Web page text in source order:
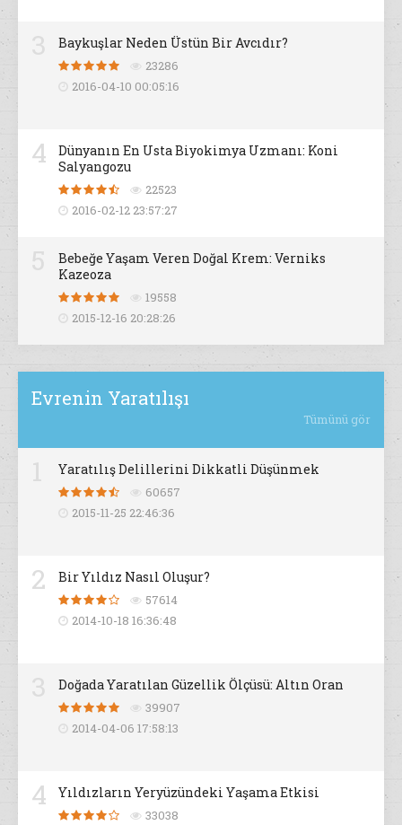
Baykuşlar Neden Üstün Bir Avcıdır?
23286
2016-04-10 00:05:16
4
Dünyanın En Usta Biyokimya Uzmanı: Koni
Salyangozu
22523
2016-02-12 23:57:27
Bebeğe Yaşam Veren Doğal Krem: Verniks
Kazeoza
19558
2015-12-16 20:28:26
Evrenin Yaratılışı
Tümünü gör
Yaratılış Delillerini Dikkatli Düşünmek
60657
2015-11-25 22:46:36
2 Bir Yıldız Nasıl Oluşur?
57614
2014-10-18 16:36:48
Doğada Yaratılan Güzellik Ölçüsü: Altın Oran
39907
2014-04-06 17:58:13
4 Yıldızların Yeryüzündeki Yaşama Etkisi
33038